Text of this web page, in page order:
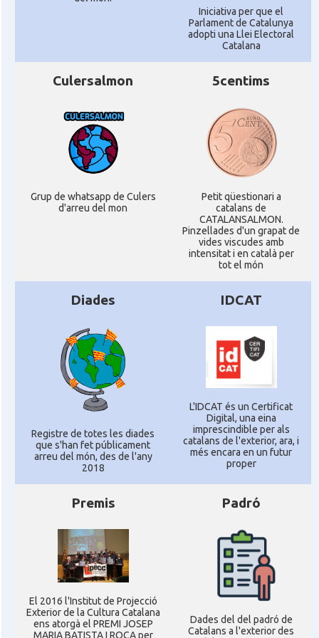
Consolat general a Perpinyà
Consolat Consolat general a Strasbourg
Consolat Consolat general a Toulouse
Ambaixada Ambaixada espanyola a França
* + ambaixades i consolats
Iniciativa per que el
Parlament de Catalunya
adopti una Llei Electoral
Catalana
Culersalmon
Grup de whatsapp de Culers
d'arreu del mon
5centims
Petit qüestionari a
catalans de
CATALANSALMON.
Pinzellades d'un grapat de
vides viscudes amb
intensitat i en català per
tot el món
Diades
Registre de totes les diades
que s'han fet públicament
arreu del món, des de l'any
2018
IDCAT
L'IDCAT és un Certificat
Digital, una eina
imprescindible per als
catalans de l'exterior, ara, i
més encara en un futur
proper
Premis
El 2016 l'Institut de Projecció
Exterior de la Cultura Catalana
ens atorgà el PREMI JOSEP
MARIA BATISTA I ROCA per
Padró
Dades del del padró de
Catalans a l'exterior des